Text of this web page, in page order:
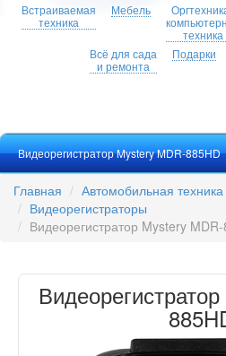
Встраиваемая
техника
Мебель
техника
Всё для сада
и ремонта
Подарки
Видеорегистратор Mystery MDR-885HD
Главная
Автомобильная техника
Видеорегистраторы
Видеорегистратор Mystery